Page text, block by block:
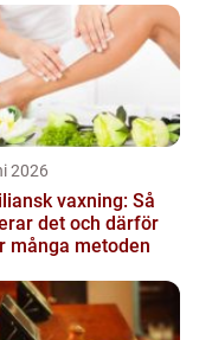
2026
vaxning: Så
det och därför
många metoden